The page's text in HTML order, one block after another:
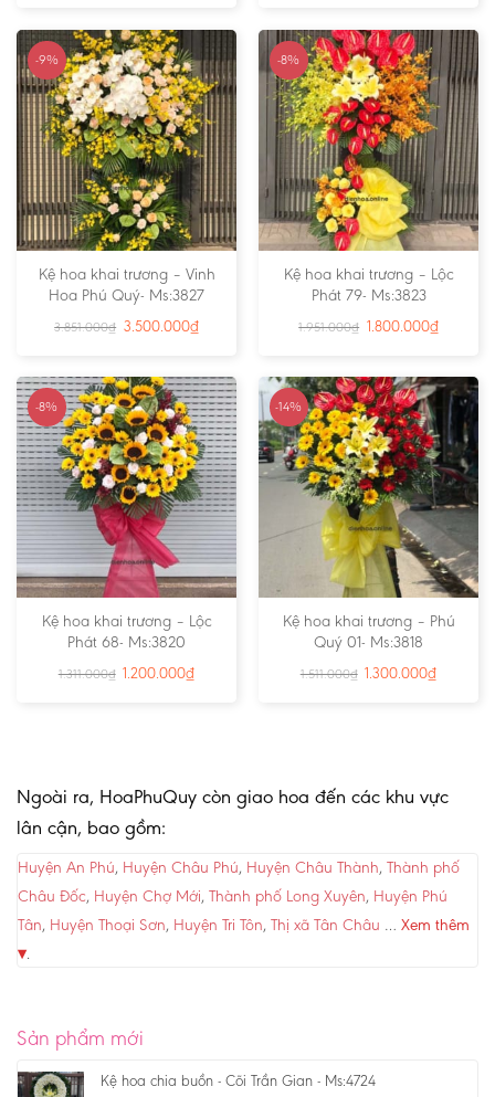
-9%
Kệ hoa khai trương – Vinh
Hoa Phú Quý- Ms:3827
3.851.000₫ 3.500.000₫
-8%
Kệ hoa khai trương – Lộc
Phát 79- Ms:3823
1.951.000₫ 1.800.000₫
-8%
Kệ hoa khai trương – Lộc
Phát 68- Ms:3820
1.311.000₫ 1.200.000₫
-14%
Kệ hoa khai trương – Phú
Quý 01- Ms:3818
1.511.000₫ 1.300.000₫
Ngoài ra, HoaPhuQuy còn giao hoa đến các khu vực
lân cận, bao gồm:
Huyện An Phú, Huyện Châu Phú, Huyện Châu Thành, Thành phố
Châu Đốc, Huyện Chợ Mới, Thành phố Long Xuyên, Huyện Phú
Tân, Huyện Thoại Sơn, Huyện Tri Tôn, Thị xã Tân Châu … Xem thêm
▾.
Sản phẩm mới
Kệ hoa chia buồn - Cõi Trần Gian - Ms:4724